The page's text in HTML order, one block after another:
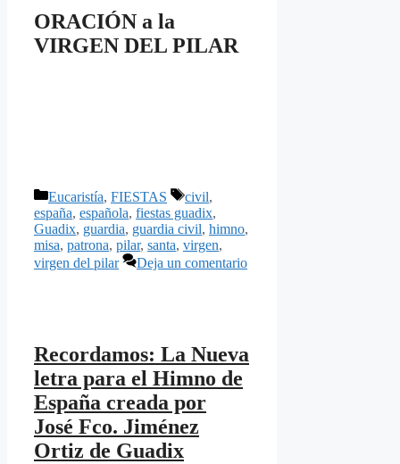
ORACIÓN a la
VIRGEN DEL PILAR
Categorías
Eucaristía, FIESTAS Etiquetas
civil,
españa, española, fiestas guadix,
Guadix, guardia, guardia civil, himno,
misa, patrona, pilar, santa, virgen,
virgen del pilar
Deja un comentario
Recordamos: La Nueva
letra para el Himno de
España creada por
José Fco. Jiménez
Ortiz de Guadix